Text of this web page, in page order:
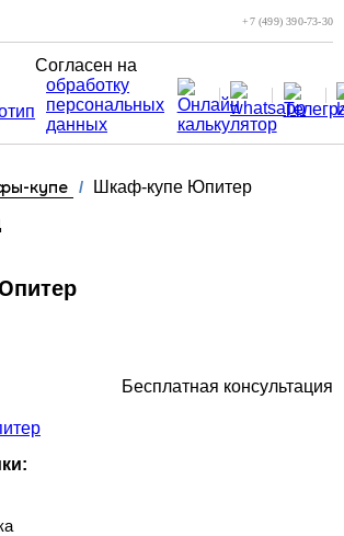
+7 (499) 390-73-30
Согласен на
обработку
персональных
данных
купе /
Шкаф-купе Юпитер
Бесплатная консультация